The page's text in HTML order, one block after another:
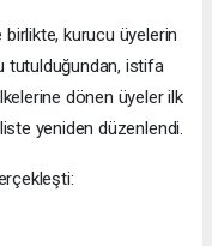
kurucu üyelerin
tutulduğundan, istifa
dönen üyeler ilk
yeniden düzenlendi.